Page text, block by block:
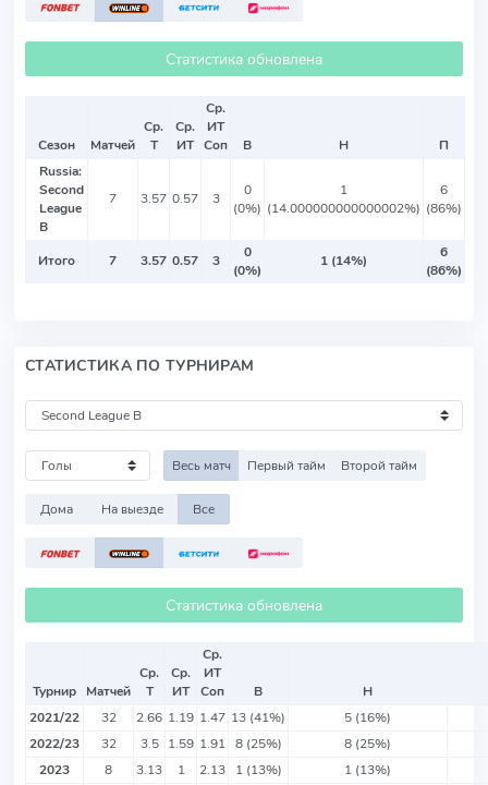
Статистика обновлена
Сезон Матчей
Ср.
Т
Ср.
ИТ
Ср.
ИТ
Соп
В Н
П
Russia:
Second
League
B
7 3.57 0.57 3
0
(0%)
1
(14.000000000000002%)
6
(86%)
Итого 7 3.57 0.57 3
0
(0%)
1 (14%)
6
(86%)
СТАТИСТИКА ПО ТУРНИРАМ
Весь матч Первый тайм Второй тайм
Дома На выезде Все
Статистика обновлена
Турнир Матчей
Ср.
Т
Ср.
ИТ
Ср.
ИТ
Соп
В
Н
2021/22
32 2.66 1.19 1.47 13 (41%)
5 (16%)
2022/23
32 3.5 1.59 1.91 8 (25%)
8 (25%)
2023
8 3.13 1 2.13 1 (13%)
1 (13%)